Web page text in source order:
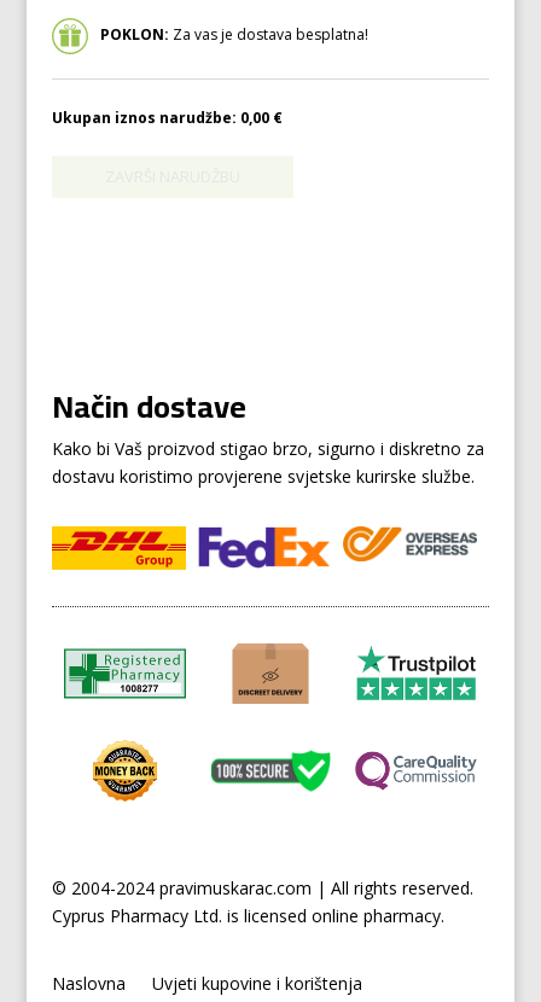
POKLON: Za vas je dostava besplatna!
Ukupan iznos narudžbe: 0,00 €
Način dostave
Kako bi Vaš proizvod stigao brzo, sigurno i diskretno za
dostavu koristimo provjerene svjetske kurirske službe.
© 2004-2024 pravimuskarac.com | All rights reserved.
Cyprus Pharmacy Ltd. is licensed online pharmacy.
Naslovna Uvjeti kupovine i korištenja